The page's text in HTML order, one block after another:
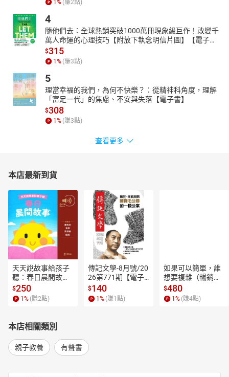
讽、双关、暗喻、拟人、对比等语言技巧，把言说转换成一种充满
仪式感、类似于表演的表达方式和文化活动。例如，《聪明人和傻
瓜》中傻瓜的歌唱有谴责、追忆、倾诉、表达、推理、抒情等成
分，是言说仪式，更是主体表达。傻瓜的父亲和兄弟贪心地吃着他
抓来的鱼，却不给他剩下半点。父亲第三次吃着傻瓜抓来的鱼时，
不小心被鱼刺卡住了喉咙，傻瓜于是唱道：
你吃着，吃饱喝足；
一根鱼骨卡在你的喉咙；
现在你的生命临近完结，
没有！现在他快死了，或许你宁愿
傻瓜其实不傻，他再三地宽容他聪明的兄弟愚弄他，只是为了等待
他那残忍的兄弟和父亲有悔悟的时候。但这样的时候迟迟不来，他
便选择不再宽容。
1 % (賺2點)
4
隨他們去：全球熱銷突破1000萬冊現象級巨作！改變千
萬人命運的心理技巧【附放下執念明信片圖】【電子
書】
$315
1 % (賺3點)
5
理當幸福的我們，為何不快樂？：從精神科角度，理解
「富足一代」的焦慮、不安與失落【電子書】
$308
1 % (賺3點)
查看更多
本店最新到貨
天天說故事給孩子
聽：春日晨間故事
【有聲書】
$250
1 % (賺2點)
傳記文學-8月號/20
26第771期【電子
書】
$140
1 % (賺1 點)
如果可以簡單，誰
想要複雜（暢銷經
典新編版）【電子
書】
$480
1 % (賺4點)
本店相關類別
親子教養 有聲書